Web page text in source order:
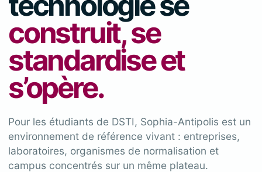
construit, se
standardise et
s’opère.
Pour les étudiants de DSTI, Sophia-Antipolis est un
environnement de référence vivant : entreprises,
laboratoires, organismes de normalisation et
campus concentrés sur un même plateau.